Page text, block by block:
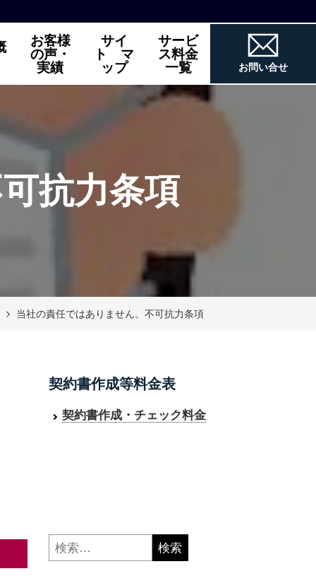
お客様
の声・
実績
サイ
ト マ
ップ
サービ
ス料金
一覧
お問い合せ
抗力条項
当社の責任ではありません。不可抗力条項
契約書作成等料金表
契約書作成・チェック料金
検
索: